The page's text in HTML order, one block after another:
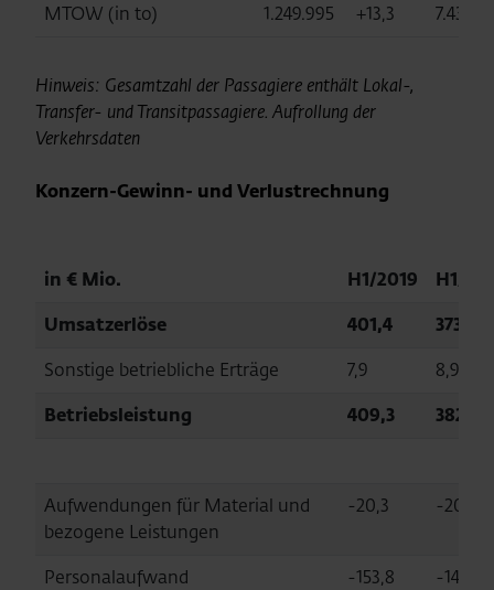
MTOW (in to)
1.249.995 +13,3
Hinweis: Gesamtzahl der Passagiere enthält Lokal-,
Transfer- und Transitpassagiere. Aufrollung der
Verkehrsdaten
Konzern-Gewinn- und Verlustrechnung
in € Mio. H1/2019
H1/
Umsatzerlöse
401,4
373,5
Sonstige betriebliche Erträge
7,9
8,9
Betriebsleistung
409,3 382,4
Aufwendungen für Material und
bezogene Leistungen
-20,3 -20,0
Personalaufwand -153,8
-145,2